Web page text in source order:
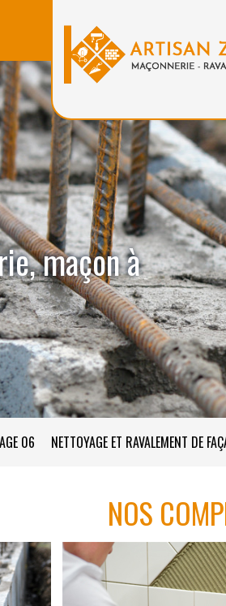
maçon à
06 NETTOYAGE ET RAVALEMENT DE
NOS